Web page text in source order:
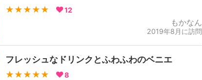
★★★★★ 12
もかなん
2019年8月に訪問
フレッシュなドリンクとふわふわのベニエ
★★★★★ 8